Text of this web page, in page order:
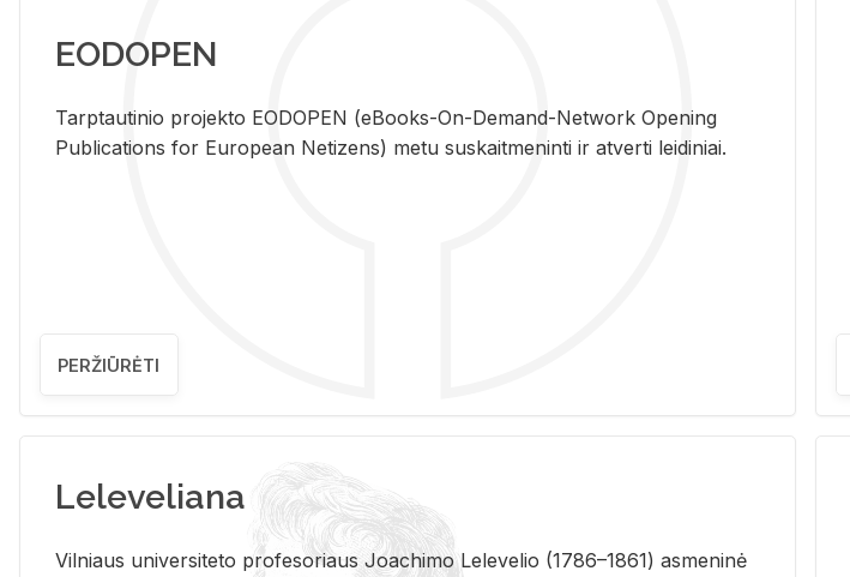
EODOPEN
Tarp­tau­ti­nio pro­jek­to EO­DO­PEN (eBo­oks-On-De­mand-Ne­twork Ope­ning
Pub­li­ca­tions for Eu­ro­pe­an Ne­ti­zens) metu su­skait­me­nin­ti ir at­ver­ti lei­di­niai.
PERŽIŪRĖTI
Leleveliana
Vil­niaus uni­ver­si­te­to pro­fe­so­riaus Jo­a­chi­mo Le­le­ve­lio (1786–1861) as­me­ni­nė